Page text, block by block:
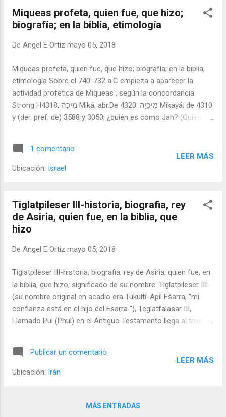
Miqueas profeta, quien fue, que hizo;
biografía; en la biblia, etimología
De Angel E Ortiz mayo 05, 2018
Miqueas profeta, quien fue, que hizo; biografía; en la biblia,
etimología Sobre el 740-732 a.C empieza a aparecer la
actividad profética de Miqueas ; según la concordancia
Strong H4318, מִיכָה Miká; abr.De 4320: מִיכָיָה Mikayá; de 4310
y (der. pref. de) 3588 y 3050; ¿quién es como Jah? (Quien es
3:12)(2). Del hebreo: מִיכָה הַמֹּרַשִּתִּי mīkhā hammōrashtī
"Miqueas el Morashtite".
1 comentario
Ubicación: Israel
LEER MÁS
Tiglatpileser III-historia, biografia, rey
de Asiria, quien fue, en la biblia, que
hizo
De Angel E Ortiz mayo 05, 2018
Tiglatpileser III-historia, biografia, rey de Asiria, quien fue, en
la biblia, que hizo; significado de su nombre. Tiglatpileser III
(su nombre original en acadio era Tukultī-Apil Ešarra, "mi
confianza está en el hijo del Esarra "), Teglatfalasar III,
Llamado Pul (Phul) en el Antiguo Testamento llega al trono
una guerra civil donde murió casi toda la familia real) y crea
un gran impero que se extiende desde el golfo Pérsico hasta
Egipto (lo que incluye a Babilonia, Israel, medos, hititas, Siria,
Publicar un comentario
Ubicación: Irán
LEER MÁS
MÁS ENTRADAS